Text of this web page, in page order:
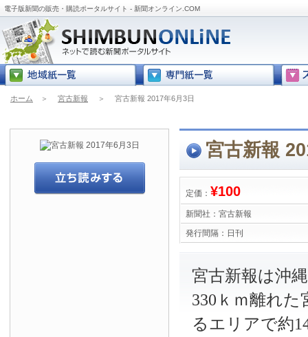
電子版新聞の販売・購読ポータルサイト - 新聞オンライン.COM
ホーム ＞ 宮古新報 ＞ 宮古新報 2017年6月3日
宮古新報
定価： ¥100
新聞社： 宮古新報
発行間隔： 日刊
宮古新報は沖
330ｋｍ離れ
るエリアで約